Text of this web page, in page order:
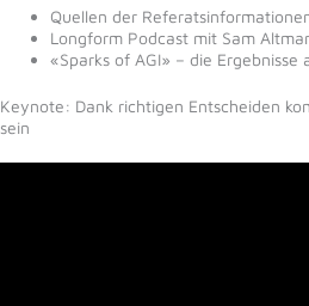
Quellen der
Longform Podcast mit Sam
«Sparks of AGI» – die
Keynote: Dank richtigen Entscheiden
sein